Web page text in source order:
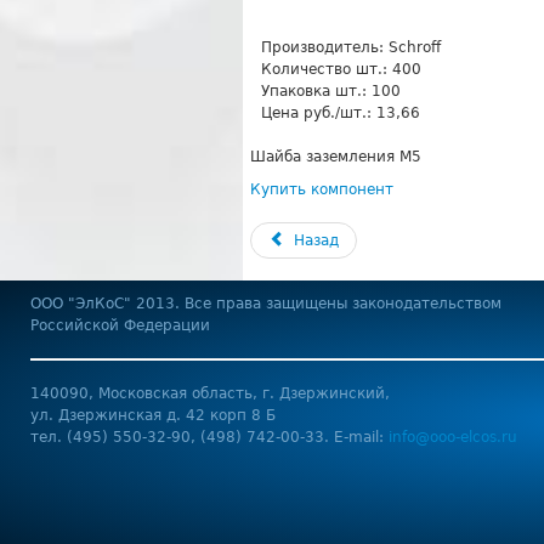
Производитель: Schroff
Количество шт.: 400
Упаковка шт.: 100
Цена руб./шт.: 13,66
Шайба заземления М5
Купить компонент
Назад
OOO "ЭлКоС" 2013. Все права защищены законодательством
Российской Федерации
140090, Московская область, г. Дзержинский,
ул. Дзержинская д. 42 корп 8 Б
тел. (495) 550-32-90, (498) 742-00-33. E-mail: info@ooo-elcos.ru